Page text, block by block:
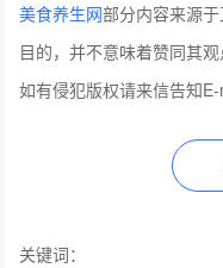
美食养生网部分内容来源
目的，并不意味着赞同其
如有侵犯版权请来信告知E-
关键词：